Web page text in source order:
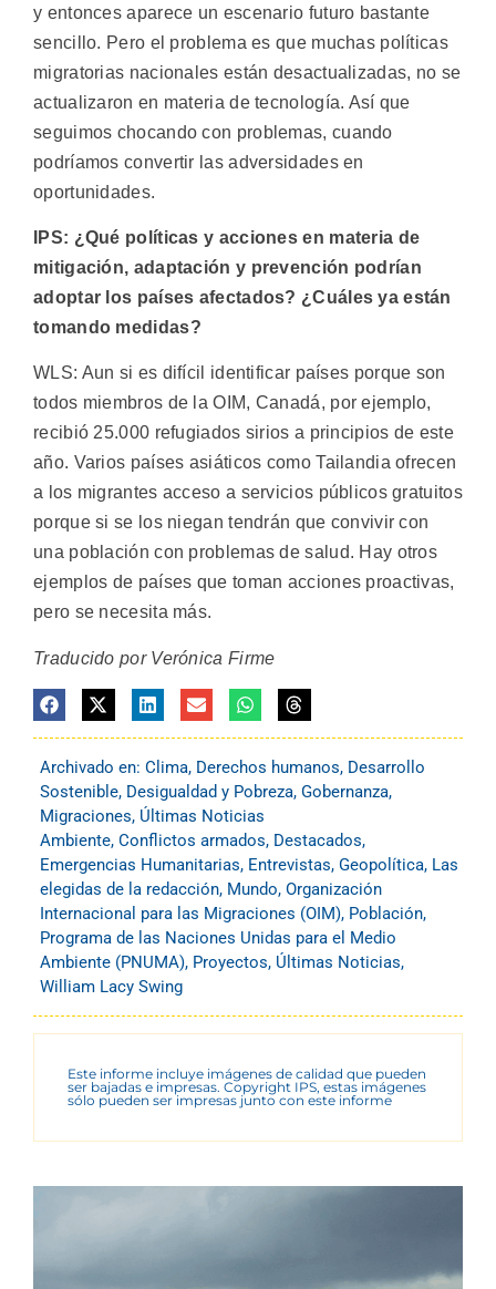
y entonces aparece un escenario futuro bastante
sencillo. Pero el problema es que muchas políticas
migratorias nacionales están desactualizadas, no se
actualizaron en materia de tecnología. Así que
seguimos chocando con problemas, cuando
podríamos convertir las adversidades en
oportunidades.
IPS: ¿Qué políticas y acciones en materia de
mitigación, adaptación y prevención podrían
adoptar los países afectados? ¿Cuáles ya están
tomando medidas?
WLS: Aun si es difícil identificar países porque son
todos miembros de la OIM, Canadá, por ejemplo,
recibió 25.000 refugiados sirios a principios de este
año. Varios países asiáticos como Tailandia ofrecen
a los migrantes acceso a servicios públicos gratuitos
porque si se los niegan tendrán que convivir con
una población con problemas de salud. Hay otros
ejemplos de países que toman acciones proactivas,
pero se necesita más.
Traducido por Verónica Firme
Archivado en: Clima, Derechos humanos, Desarrollo
Sostenible, Desigualdad y Pobreza, Gobernanza,
Migraciones, Últimas Noticias
Ambiente, Conflictos armados, Destacados,
Emergencias Humanitarias, Entrevistas, Geopolítica, Las
elegidas de la redacción, Mundo, Organización
Internacional para las Migraciones (OIM), Población,
Programa de las Naciones Unidas para el Medio
Ambiente (PNUMA), Proyectos, Últimas Noticias,
William Lacy Swing
Este informe incluye imágenes de calidad que pueden
ser bajadas e impresas. Copyright IPS, estas imágenes
sólo pueden ser impresas junto con este informe